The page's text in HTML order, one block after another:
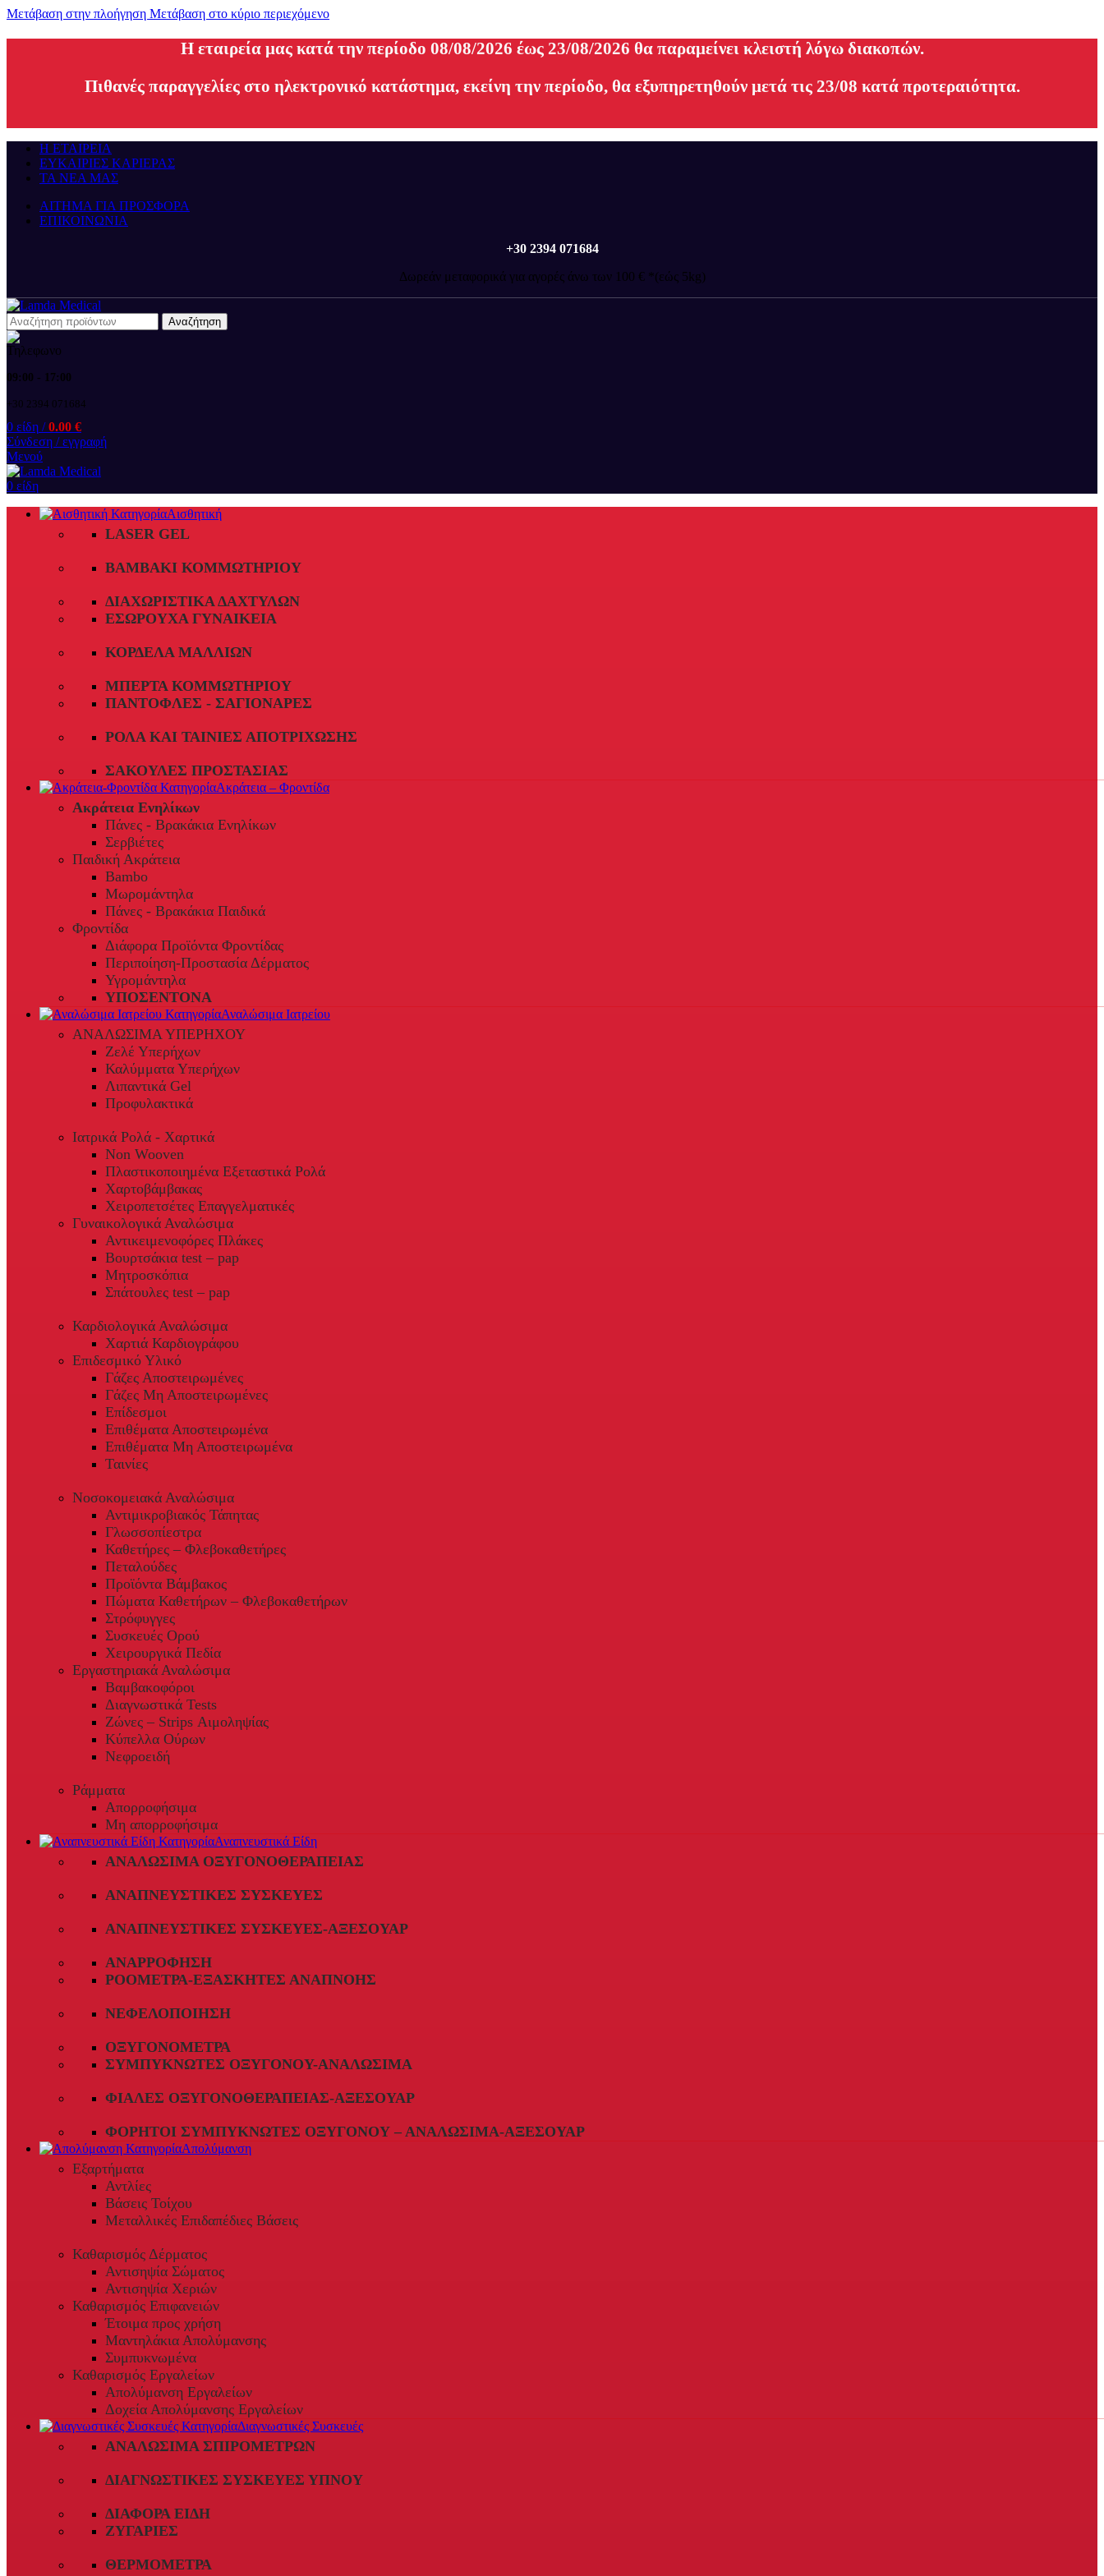
Μετάβαση στην πλοήγηση Μετάβαση στο κύριο περιεχόμενο
H εταιρεία μας κατά την περίοδο 08/08/2026 έως 23/08/2026 θα παραμείνει κλειστή λόγω διακοπών.
Πιθανές παραγγελίες στο ηλεκτρονικό κατάστημα, εκείνη την περίοδο, θα εξυπηρετηθούν μετά τις 23/08 κατά προτεραιότητα.
Η ΕΤΑΙΡΕΙΑ
ΕΥΚΑΙΡΙΕΣ ΚΑΡΙΕΡΑΣ
ΤΑ ΝΕΑ ΜΑΣ
ΑΙΤΗΜΑ ΓΙΑ ΠΡΟΣΦΟΡΑ
ΕΠΙΚΟΙΝΩΝΙΑ
+30 2394 071684
Δωρεάν μεταφορικά για αγορές άνω των 100 € *(εώς 5kg)
Αναζήτηση
09:00 - 17:00
+30 2394 071684
0 είδη / 0.00 €
Σύνδεση / εγγραφή
Μενού
0 είδη
Αισθητική
LASER GEL
ΒΑΜΒΆΚΙ ΚΟΜΜΩΤΗΡΊΟΥ
ΔΙΑΧΩΡΙΣΤΙΚΆ ΔΑΧΤΎΛΩΝ
ΕΣΏΡΟΥΧΑ ΓΥΝΑΙΚΕΊΑ
ΚΟΡΔΈΛΑ ΜΑΛΛΙΏΝ
ΜΠΈΡΤΑ ΚΟΜΜΩΤΗΡΊΟΥ
ΠΑΝΤΌΦΛΕΣ - ΣΑΓΙΟΝΆΡΕΣ
ΡΟΛΆ ΚΑΙ ΤΑΙΝΊΕΣ ΑΠΟΤΡΊΧΩΣΗΣ
ΣΑΚΟΎΛΕΣ ΠΡΟΣΤΑΣΊΑΣ
Ακράτεια – Φροντίδα
Ακράτεια Ενηλίκων
Πάνες - Βρακάκια Ενηλίκων
Σερβιέτες
Παιδική Ακράτεια
Bambo
Μωρομάντηλα
Πάνες - Βρακάκια Παιδικά
Φροντίδα
Διάφορα Προϊόντα Φροντίδας
Περιποίηση-Προστασία Δέρματος
Υγρομάντηλα
ΥΠΟΣΕΝΤΟΝΑ
Αναλώσιμα Ιατρείου
ΑΝΑΛΩΣΙΜΑ ΥΠΕΡΗΧΟΥ
Ζελέ Υπερήχων
Καλύμματα Υπερήχων
Λιπαντικά Gel
Προφυλακτικά
Ιατρικά Ρολά - Χαρτικά
Non Wooven
Πλαστικοποιημένα Εξεταστικά Ρολά
Χαρτοβάμβακας
Χειροπετσέτες Επαγγελματικές
Γυναικολογικά Αναλώσιμα
Αντικειμενοφόρες Πλάκες
Βουρτσάκια test – pap
Μητροσκόπια
Σπάτουλες test – pap
Καρδιολογικά Αναλώσιμα
Χαρτιά Καρδιογράφου
Επιδεσμικό Υλικό
Γάζες Αποστειρωμένες
Γάζες Μη Αποστειρωμένες
Επίδεσμοι
Επιθέματα Αποστειρωμένα
Επιθέματα Μη Αποστειρωμένα
Ταινίες
Νοσοκομειακά Αναλώσιμα
Αντιμικροβιακός Τάπητας
Γλωσσοπίεστρα
Καθετήρες – Φλεβοκαθετήρες
Πεταλούδες
Προϊόντα Βάμβακος
Πώματα Καθετήρων – Φλεβοκαθετήρων
Στρόφυγγες
Συσκευές Ορού
Χειρουργικά Πεδία
Εργαστηριακά Αναλώσιμα
Βαμβακοφόροι
Διαγνωστικά Tests
Ζώνες – Strips Αιμοληψίας
Κύπελλα Ούρων
Νεφροειδή
Ράμματα
Απορροφήσιμα
Μη απορροφήσιμα
Αναπνευστικά Είδη
ΑΝΑΛΏΣΙΜΑ ΟΞΥΓΟΝΟΘΕΡΑΠΕΊΑΣ
ΑΝΑΠΝΕΥΣΤΙΚΈΣ ΣΥΣΚΕΥΈΣ
ΑΝΑΠΝΕΥΣΤΙΚΈΣ ΣΥΣΚΕΥΈΣ-ΑΞΕΣΟΥΆΡ
ΑΝΑΡΡΌΦΗΣΗ
ΡΟΌΜΕΤΡΑ-ΕΞΑΣΚΗΤΈΣ ΑΝΑΠΝΟΉΣ
ΝΕΦΕΛΟΠΟΊΗΣΗ
ΟΞΥΓΟΝΌΜΕΤΡΑ
ΣΥΜΠΥΚΝΩΤΈΣ ΟΞΥΓΌΝΟΥ-ΑΝΑΛΏΣΙΜΑ
ΦΙΆΛΕΣ ΟΞΥΓΟΝΟΘΕΡΑΠΕΊΑΣ-ΑΞΕΣΟΥΆΡ
ΦΟΡΗΤΟΊ ΣΥΜΠΥΚΝΩΤΈΣ ΟΞΥΓΌΝΟΥ – ΑΝΑΛΏΣΙΜΑ-ΑΞΕΣΟΥΆΡ
Απολύμανση
Εξαρτήματα
Αντλίες
Βάσεις Τοίχου
Μεταλλικές Επιδαπέδιες Βάσεις
Καθαρισμός Δέρματος
Αντισηψία Σώματος
Αντισηψία Χεριών
Καθαρισμός Επιφανειών
Έτοιμα προς χρήση
Μαντηλάκια Απολύμανσης
Συμπυκνωμένα
Καθαρισμός Εργαλείων
Απολύμανση Εργαλείων
Δοχεία Απολύμανσης Εργαλείων
Διαγνωστικές Συσκευές
ΑΝΑΛΏΣΙΜΑ ΣΠΙΡΟΜΈΤΡΩΝ
ΔΙΑΓΝΩΣΤΙΚΈΣ ΣΥΣΚΕΥΈΣ ΎΠΝΟΥ
ΔΙΆΦΟΡΑ ΕΊΔΗ
ΖΥΓΑΡΙΈΣ
ΘΕΡΜΌΜΕΤΡΑ